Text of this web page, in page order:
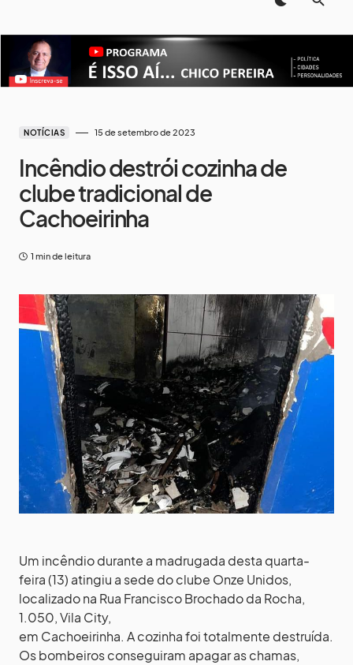
NOTÍCIAS 15 de setembro de 2023
Incêndio destrói cozinha de
clube tradicional de
Cachoeirinha
1 min de leitura
Um incêndio durante a madrugada desta quarta-
feira (13) atingiu a sede do clube Onze Unidos,
localizado na Rua Francisco Brochado da Rocha,
1.050, Vila City,
em Cachoeirinha. A cozinha foi totalmente destruída.
Os bombeiros conseguiram apagar as chamas,